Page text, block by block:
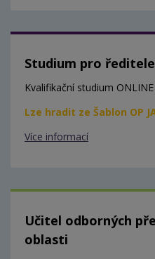
Studium pro ředitele
Kvalifikační studium ONLINE
Lze hradit ze Šablon OP
Více informací
Učitel odborných
oblasti